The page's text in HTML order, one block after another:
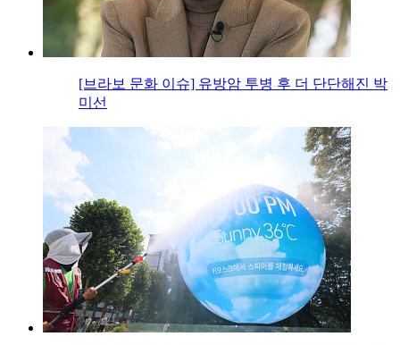
[브라보 문화 이슈] 유방암 투병 후 더 단단해진 박
미선